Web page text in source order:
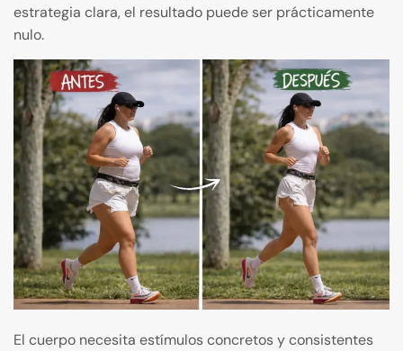
estrategia clara, el resultado puede ser prácticamente
nulo.
El cuerpo necesita estímulos concretos y consistentes